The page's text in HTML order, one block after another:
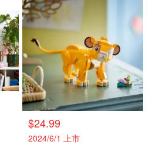
$24.99
2024/6/1 上市